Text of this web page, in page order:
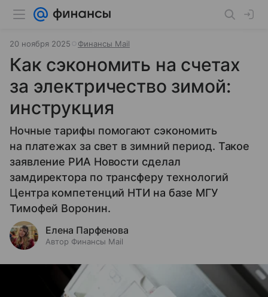
20 ноября 2025 Финансы Mail
Как сэкономить на счетах
за электричество зимой:
инструкция
Ночные тарифы помогают сэкономить
на платежах за свет в зимний период. Такое
заявление РИА Новости сделал
замдиректора по трансферу технологий
Центра компетенций НТИ на базе МГУ
Тимофей Воронин.
Елена Парфенова
Автор Финансы Mail